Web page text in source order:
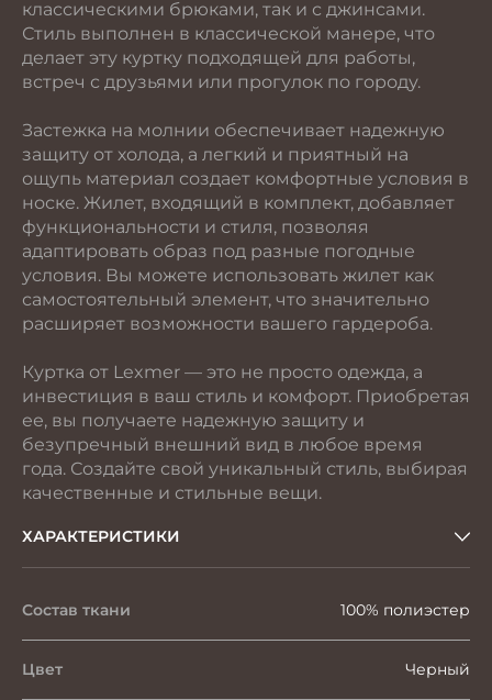
классическими брюками, так и с джинсами.
Стиль выполнен в классической манере, что
делает эту куртку подходящей для работы,
встреч с друзьями или прогулок по городу.
Застежка на молнии обеспечивает надежную
защиту от холода, а легкий и приятный на
ощупь материал создает комфортные условия в
носке. Жилет, входящий в комплект, добавляет
функциональности и стиля, позволяя
адаптировать образ под разные погодные
условия. Вы можете использовать жилет как
самостоятельный элемент, что значительно
расширяет возможности вашего гардероба.
Куртка от Lexmer — это не просто одежда, а
инвестиция в ваш стиль и комфорт. Приобретая
ее, вы получаете надежную защиту и
безупречный внешний вид в любое время
года. Создайте свой уникальный стиль, выбирая
качественные и стильные вещи.
ХАРАКТЕРИСТИКИ
Состав ткани 100% полиэстер
Цвет Черный